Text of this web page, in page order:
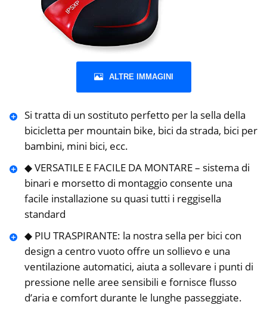
ALTRE IMMAGINI
Si tratta di un sostituto perfetto per la sella della
bicicletta per mountain bike, bici da strada, bici per
bambini, mini bici, ecc.
◆ VERSATILE E FACILE DA MONTARE – sistema di
binari e morsetto di montaggio consente una
facile installazione su quasi tutti i reggisella
standard
◆ PIU TRASPIRANTE: la nostra sella per bici con
design a centro vuoto offre un sollievo e una
ventilazione automatici, aiuta a sollevare i punti di
pressione nelle aree sensibili e fornisce flusso
d’aria e comfort durante le lunghe passeggiate.